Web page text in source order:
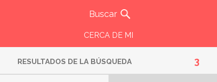
CERCA DE MI
3
RESULTADOS DE LA BÚSQUEDA